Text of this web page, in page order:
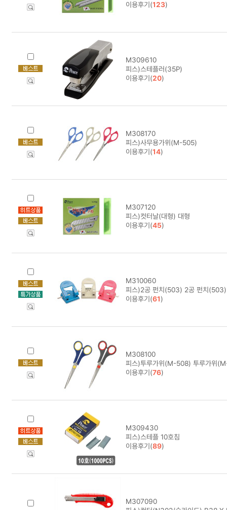
이용후기(123)
M309610
피스)스테플러(35P)
이용후기(20)
M308170
피스)사무용가위(M-505)
이용후기(14)
M307120
피스)컷터날(대형) 대형
이용후기(45)
M310060
피스)2공 펀치(503) 2공 펀치(503)
이용후기(61)
M308100
피스)투루가위(M-508) 투루가위
이용후기(76)
M309430
피스)스테플 10호침
이용후기(89)
M307090